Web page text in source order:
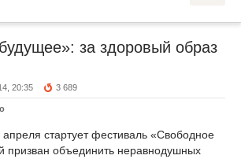
за здоровый образ
20:35 3 689
апреля стартует фестиваль «Свободное
призван объединить неравнодушных